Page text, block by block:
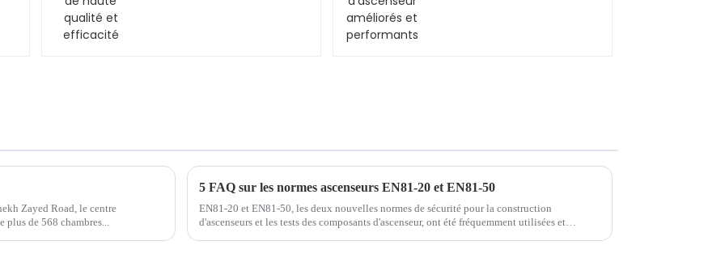
Zayed Road, le centre
de 568 chambres...
5 FAQ sur les normes ascenseurs EN81-20 et EN81-50
EN81-20 et EN81-50, les deux nouvelles normes de sécurité pour la construction
d'ascenseurs et les tests des composants d'ascenseur, ont été fréquemment utilisées et